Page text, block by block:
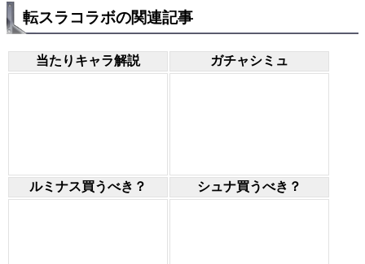
転スラコラボの関連記事
当たりキャラ解説 ガチャシミュ
ルミナス買うべき？ シュナ買うべき？